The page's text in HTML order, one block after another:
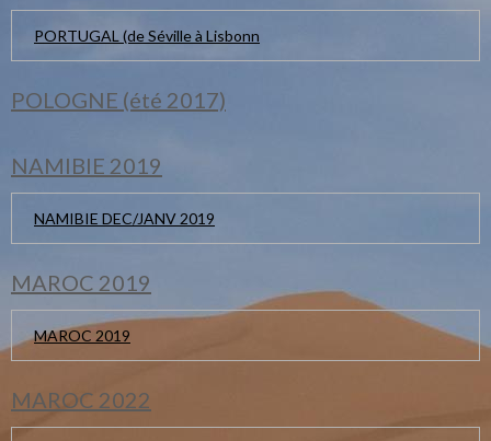
PORTUGAL (de Séville à Lisbonn
POLOGNE (été 2017)
NAMIBIE 2019
NAMIBIE DEC/JANV 2019
MAROC 2019
MAROC 2019
MAROC 2022